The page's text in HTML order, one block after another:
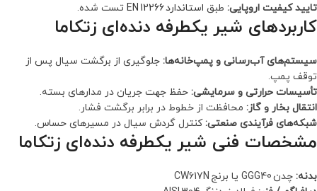
تایید کیفیت اروپایی: طبق استاندارد EN 12266 تست شده.
کاربردهای شیر یکطرفه دنده‌ای زتکاما
سیستم‌های آب‌رسانی و پمپ‌خانه‌ها: جلوگیری از برگشت سیال پس از
توقف پمپ.
تأسیسات حرارتی و سرمایشی: حفظ جهت جریان در مدارهای بسته.
انتقال بخار و گاز: محافظت از خطوط در برابر برگشت فشار.
شبکه‌های فرآیندی صنعتی: کنترل گردش سیال در مسیرهای حساس.
مشخصات فنی شیر یکطرفه دنده‌ای زتکاما
بدنه: چدن GGG40 یا برنج CW617N